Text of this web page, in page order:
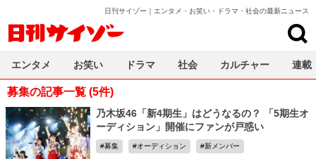
日刊サイゾー｜エンタメ・お笑い・ドラマ・社会の最新ニュース
募集の記事一覧 (5件)
乃木坂46「新4期生」はどうなるの？ 「5期生オ
ーディション」開催にファンが戸惑い
募集 オーディション 新メンバー
エンタメ お笑い ドラマ 社会 カルチャー 連載